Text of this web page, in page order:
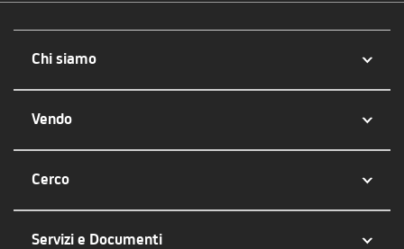
Chi siamo
Vendo
Cerco
Servizi e Documenti